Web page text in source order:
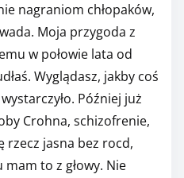
nagraniom chłopaków,
Moja przygoda z
w połowie lata od
Wyglądasz, jakby coś
Później już
Crohna, schizofrenie,
rzecz jasna bez rocd,
to z głowy. Nie